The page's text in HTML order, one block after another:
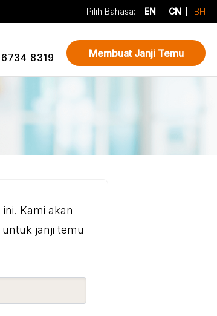
Pilih Bahasa: : EN CN BH
6734 8319 Membuat Janji Temu
Kami akan
janji temu